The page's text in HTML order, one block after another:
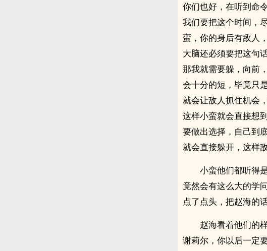
你们也好，在听到命
我们要把这个时间，
蛮，你的身后有敌人
大脑还必须要把这句
那我就需要躲，向前
会十分的短，毕竟只
就会让敌人抓住机会
这样小蛮就会直接想
要做出选择，自己到
就会直接躲开，这样
小蛮他们都听得
竟然会有这么大的学
点了点头，把赵海的
赵海看着他们的
谢莉尔，你以后一定